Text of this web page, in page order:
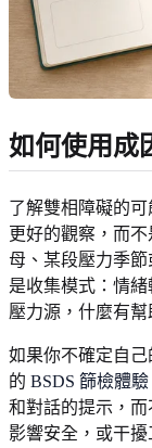
如何使用成
了解雙相障礙的
更好的觀察，而
母、某段壓力季
是收集模式：情
壓力源，什麼有幫
如果你不確定自
的 BSDS 篩檢體驗
和對話的提示，而
影響安全，或干